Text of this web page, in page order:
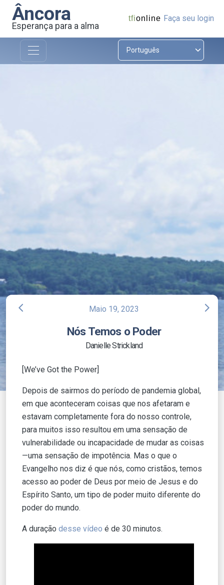
Âncora
Esperança para a alma
tfionline Faça seu login
arrow_back_ios Maio 19, 2023 arrow_forward_ios
Nós Temos o Poder
Danielle Strickland
[We’ve Got the Power]
Depois de sairmos do período de pandemia global,
em que aconteceram coisas que nos afetaram e
estavam completamente fora do nosso controle,
para muitos isso resultou em uma sensação de
vulnerabilidade ou incapacidade de mudar as coisas
—uma sensação de impotência. Mas o que o
Evangelho nos diz é que nós, como cristãos, temos
acesso ao poder de Deus por meio de Jesus e do
Espírito Santo, um tipo de poder muito diferente do
poder do mundo.
A duração desse vídeo é de 30 minutos.